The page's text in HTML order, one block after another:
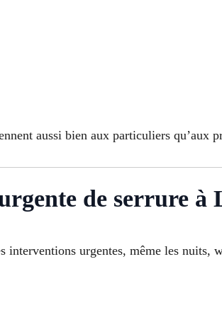
aussi bien aux particuliers qu’aux
de serrure à
interventions urgentes, même les nuits,